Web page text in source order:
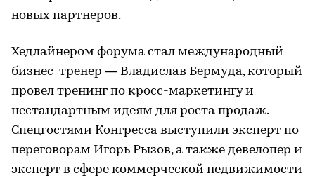
новых партнеров.
Хедлайнером форума стал международный
бизнес-тренер — Владислав Бермуда, который
провел тренинг по кросс-маркетингу и
нестандартным идеям для роста продаж.
Спецгостями Конгресса выступили эксперт по
переговорам Игорь Рызов, а также девелопер и
эксперт в сфере коммерческой недвижимости